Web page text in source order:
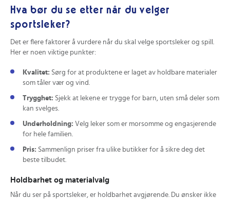
Hva bør du se etter når du velger
sportsleker?
Det er flere faktorer å vurdere når du skal velge sportsleker og spill.
Her er noen viktige punkter:
Kvalitet: Sørg for at produktene er laget av holdbare materialer
som tåler vær og vind.
Trygghet: Sjekk at lekene er trygge for barn, uten små deler som
kan svelges.
Underholdning: Velg leker som er morsomme og engasjerende
for hele familien.
Pris: Sammenlign priser fra ulike butikker for å sikre deg det
beste tilbudet.
Holdbarhet og materialvalg
Når du ser på sportsleker, er holdbarhet avgjørende. Du ønsker ikke